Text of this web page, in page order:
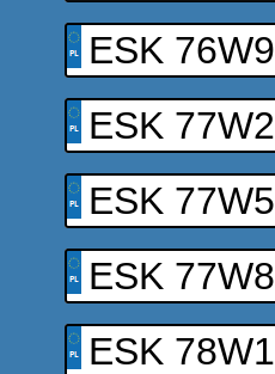
ESK 76W9
ESK 77W2
ESK 77W5
ESK 77W8
ESK 78W1